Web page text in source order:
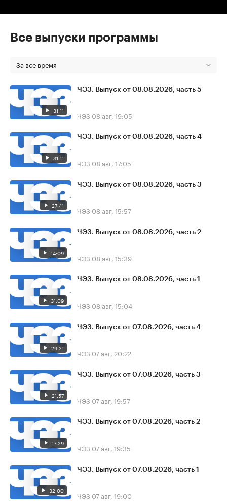
Все выпуски программы
За все время
31:11
ЧЭЗ. Выпуск от 08.08.2026, часть 5
ЧЭЗ 08 авг, 19:05
31:11
ЧЭЗ. Выпуск от 08.08.2026, часть 4
ЧЭЗ 08 авг, 17:05
27:41
ЧЭЗ. Выпуск от 08.08.2026, часть 3
ЧЭЗ 08 авг, 15:57
14:09
ЧЭЗ. Выпуск от 08.08.2026, часть 2
ЧЭЗ 08 авг, 15:39
31:09
ЧЭЗ. Выпуск от 08.08.2026, часть 1
ЧЭЗ 08 авг, 15:04
29:21
ЧЭЗ. Выпуск от 07.08.2026, часть 4
ЧЭЗ 07 авг, 20:22
21:57
ЧЭЗ. Выпуск от 07.08.2026, часть 3
ЧЭЗ 07 авг, 19:57
17:29
ЧЭЗ. Выпуск от 07.08.2026, часть 2
ЧЭЗ 07 авг, 19:35
32:00
ЧЭЗ. Выпуск от 07.08.2026, часть 1
ЧЭЗ 07 авг, 19:00